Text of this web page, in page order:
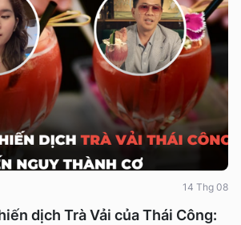
dịch Trà Vải của Thái Công:
14 Thg 08